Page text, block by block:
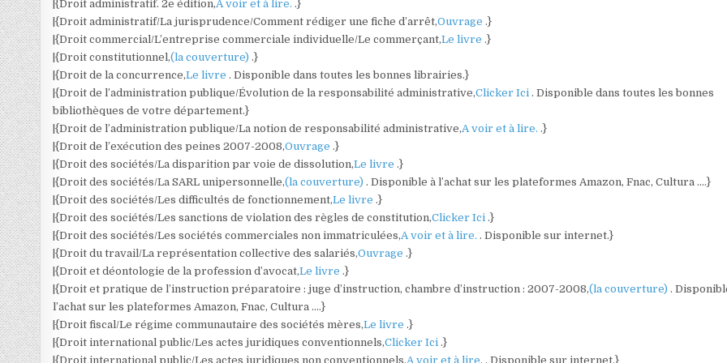
|{Droit administratif. 2e édition,A voir et à lire. .}
|{Droit administratif/La jurisprudence/Comment rédiger une fiche d’arrêt,Ouvrage .}
|{Droit commercial/L’entreprise commerciale individuelle/Le commerçant,Le livre .}
|{Droit constitutionnel,(la couverture) .}
|{Droit de la concurrence,Le livre . Disponible dans toutes les bonnes librairies.}
|{Droit de l’administration publique/Évolution de la responsabilité administrative,Clicker Ici . Disponible dans toutes les bonnes
bibliothèques de votre département.}
|{Droit de l’administration publique/La notion de responsabilité administrative,A voir et à lire. .}
|{Droit de l’exécution des peines 2007-2008,Ouvrage .}
|{Droit des sociétés/La disparition par voie de dissolution,Le livre .}
|{Droit des sociétés/La SARL unipersonnelle,(la couverture) . Disponible à l’achat sur les plateformes Amazon, Fnac, Cultura ….}
|{Droit des sociétés/Les difficultés de fonctionnement,Le livre .}
|{Droit des sociétés/Les sanctions de violation des règles de constitution,Clicker Ici .}
|{Droit des sociétés/Les sociétés commerciales non immatriculées,A voir et à lire. . Disponible sur internet.}
|{Droit du travail/La représentation collective des salariés,Ouvrage .}
|{Droit et déontologie de la profession d’avocat,Le livre .}
|{Droit et pratique de l’instruction préparatoire : juge d’instruction, chambre d’instruction : 2007-2008,(la couverture) .
l’achat sur les plateformes Amazon, Fnac, Cultura ….}
|{Droit fiscal/Le régime communautaire des sociétés mères,Le livre .}
|{Droit international public/Les actes juridiques conventionnels,Clicker Ici .}
|{Droit international public/Les actes juridiques non conventionnels,A voir et à lire. . Disponible sur internet.}